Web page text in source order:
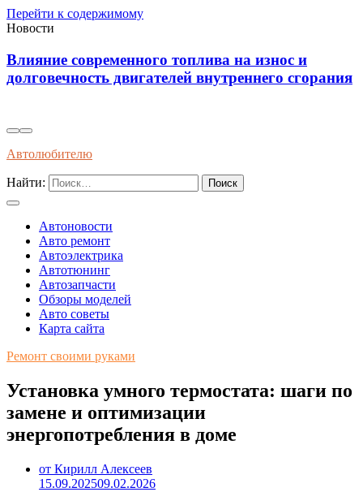
Перейти к содержимому
Новости
Диагностика износостойкости тормозных
колодок через вибрационные и температурные
Автолюбителю
Найти:
Автоновости
Авто ремонт
Автоэлектрика
Автотюнинг
Автозапчасти
Обзоры моделей
Авто советы
Карта сайта
Ремонт своими руками
Установка умного термостата: шаги по
замене и оптимизации
энергопотребления в доме
от Кирилл Алексеев
15.09.202509.02.2026